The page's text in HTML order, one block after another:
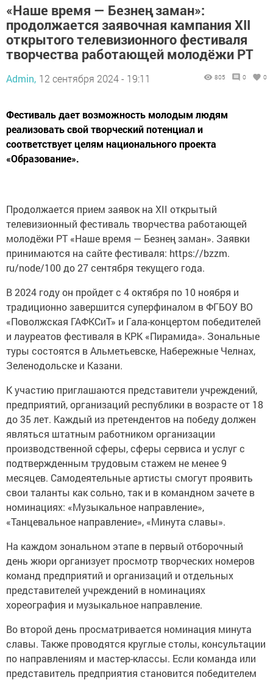
«Наше время — Безнең заман»:
продолжается заявочная кампания XII
открытого телевизионного фестиваля
творчества работающей молодёжи РТ
Admin, 12 сентября 2024 - 19:11 805 0 0
Фестиваль дает возможность молодым людям
реализовать свой творческий потенциал и
соответствует целям национального проекта
«Образование».
Продолжается прием заявок на XII открытый
телевизионный фестиваль творчества работающей
молодёжи РТ «Наше время — Безнең заман». Заявки
принимаются на сайте фестиваля: https://bzzm.
ru/node/100 до 27 сентября текущего года.
В 2024 году он пройдет с 4 октября по 10 ноября и
традиционно завершится суперфиналом в ФГБОУ ВО
«Поволжская ГАФКСиТ» и Гала-концертом победителей
и лауреатов фестиваля в КРК «Пирамида». Зональные
туры состоятся в Альметьевске, Набережные Челнах,
Зеленодольске и Казани.
К участию приглашаются представители учреждений,
предприятий, организаций республики в возрасте от 18
до 35 лет. Каждый из претендентов на победу должен
являться штатным работником организации
производственной сферы, сферы сервиса и услуг с
подтвержденным трудовым стажем не менее 9
месяцев. Самодеятельные артисты смогут проявить
свои таланты как сольно, так и в командном зачете в
номинациях: «Музыкальное направление»,
«Танцевальное направление», «Минута славы».
На каждом зональном этапе в первый отборочный
день жюри организует просмотр творческих номеров
команд предприятий и организаций и отдельных
представителей учреждений в номинациях
хореография и музыкальное направление.
Во второй день просматривается номинация минута
славы. Также проводятся круглые столы, консультации
по направлениям и мастер-классы. Если команда или
представитель предприятия становится победителем